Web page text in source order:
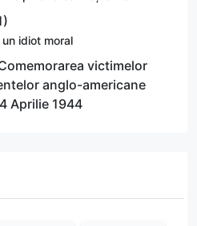
idiot moral
victimelor
anglo-americane
Aprilie 1944